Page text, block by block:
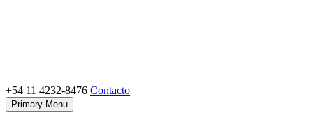
Motoshop Ezeiza
Motos y Accesorios
+54 11 4232-8476 Contacto
Primary Menu